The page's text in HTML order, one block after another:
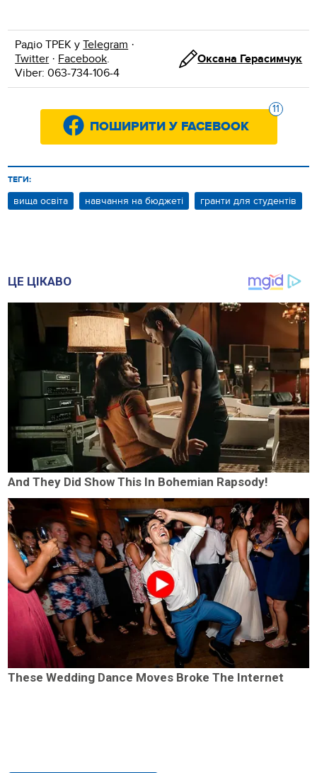
Радіо ТРЕК уTelegram ·
Twitter · Facebook.
Viber: 063-734-106-4
Оксана Герасимчук
11
ПОШИРИТИ У FACEBOOK
ТЕГИ:
вища освіта навчання на бюджеті гранти для студентів
ЦЕ ЦІКАВО
And They Did Show This In Bohemian Rapsody!
These Wedding Dance Moves Broke The Internet